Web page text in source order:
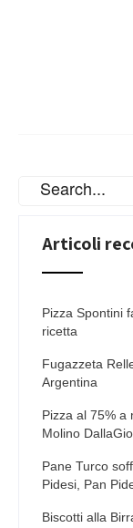
Articoli
Pizza Spontini
ricetta
Fugazzeta
Argentina
Pizza al 75% a
Molino
Pane Turco
Pidesi, Pan
Biscotti alla